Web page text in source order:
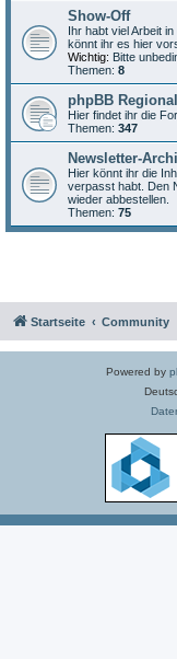
Show-Off
Ihr habt viel Arbeit
könnt ihr es hier
Wichtig: Bitte
Themen: 8
phpBB Regional
Hier findet ihr die
Themen: 347
Newsletter-
Hier könnt ihr die
verpasst habt. Den
wieder abbestellen.
Themen: 75
Startseite Community
Powered by